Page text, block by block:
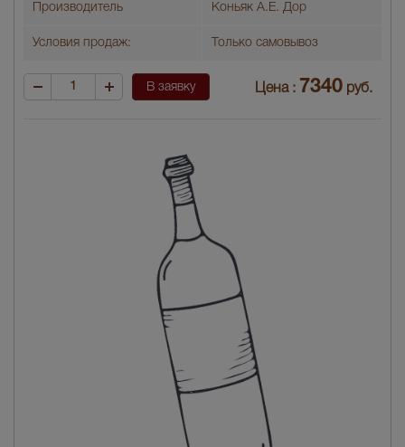
Производитель Коньяк А.Е. Дор
Условия продаж: Только самовывоз
В заявку Цена : 7340 руб.